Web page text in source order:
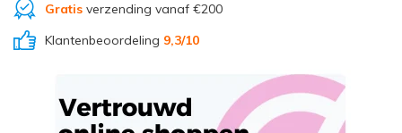
Gratisverzending vanaf €200
Klantenbeoordeling 9,3/10